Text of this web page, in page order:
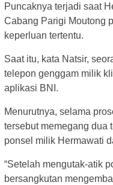
Puncaknya terjadi saat
Cabang Parigi Moutong
keperluan tertentu.
Saat itu, kata Natsir,
telepon genggam milik
aplikasi BNI.
Menurutnya, selama
tersebut memegang dua
ponsel milik Hermawati
“Setelah mengutak-atik
bersangkutan